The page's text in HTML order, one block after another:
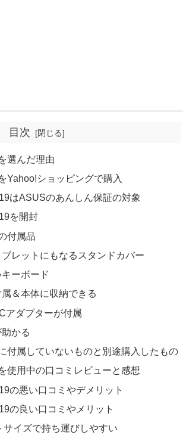
目次
選んだ理由
Yahoo!ショッピングで購入
はASUSのあんしん保証の対象
を開封
付属品
レットにもなるスタンドカバー
ーボード
＆本体に収納できる
アダプターが付属
かる
付属していないものと別途購入したもの
使用中の口コミレビューと感想
の悪い口コミやデメリット
の良い口コミやメリット
イズで持ち運びしやすい